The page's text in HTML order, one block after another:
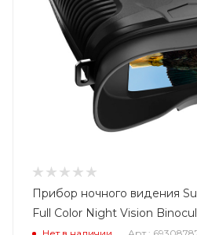
Прибор ночного видения
Full Color Night Vision